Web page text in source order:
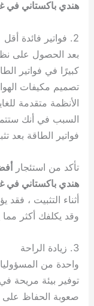
هندي باكستاني في
2. فواتير فائدة أقل
بعد الحصول على
كبيرًا في فواتير
تصميم مكيفات
السبب في أنك
فواتير الطاقة بعد
تأكد من استئجار
هندي باكستاني في
أثناء التثبيت ،
وقد يكلفك أكثر مما
3. زيادة الراحة
واحدة من
توفير بيئة مريحة
صعوبة الحفاظ